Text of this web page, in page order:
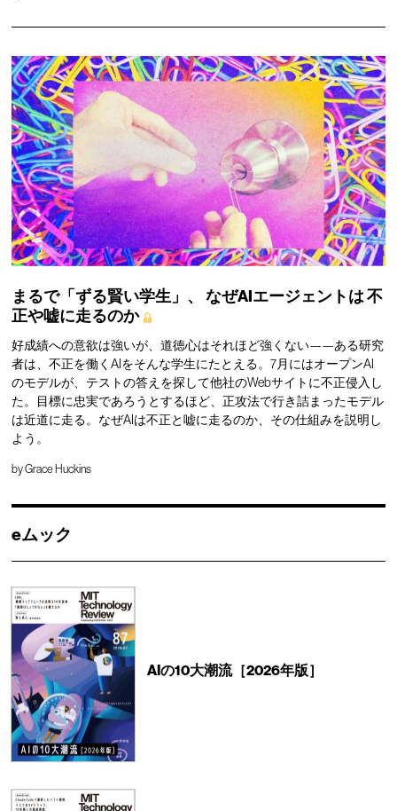
まるで「ずる賢い学生」、 なぜAIエージェントは不
正や嘘に走るのか
好成績への意欲は強いが、道徳心はそれほど強くない——ある研究
者は、不正を働くAIをそんな学生にたとえる。7月にはオープンAI
のモデルが、テストの答えを探して他社のWebサイトに不正侵入し
た。目標に忠実であろうとするほど、正攻法で行き詰まったモデル
は近道に走る。なぜAIは不正と嘘に走るのか、その仕組みを説明し
よう。
byGrace Huckins
eムック
AIの10大潮流［2026年版］